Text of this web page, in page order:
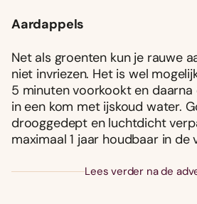
Aardappels
Net als groenten kun je rauwe
niet invriezen. Het is wel
5 minuten voorkookt en
in een kom met ijskoud water.
drooggedept en luchtdicht
maximaal 1 jaar houdbaar in de
Lees verder na de